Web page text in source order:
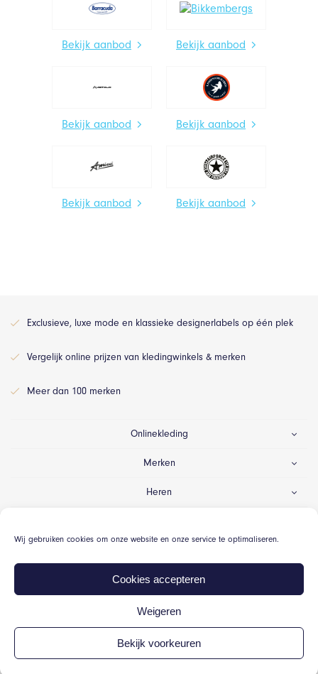
Wij gebruiken cookies om onze website en onze service te optimaliseren.
Cookies accepteren
Weigeren
Bekijk voorkeuren
Bekijk aanbod Bekijk aanbod
Bekijk aanbod Bekijk aanbod
Bekijk aanbod Bekijk aanbod
Exclusieve, luxe mode en klassieke designerlabels op één plek
Vergelijk online prijzen van kledingwinkels & merken
Meer dan 100 merken
Onlinekleding
Merken
Heren
Algemene voorwaarden
Cookiebeleid